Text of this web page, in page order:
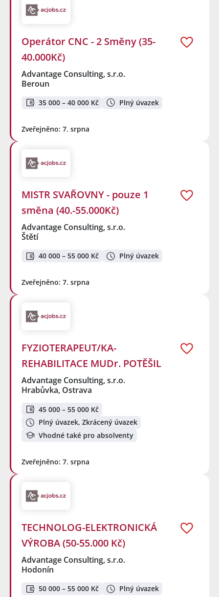
Operátor CNC - 2 Směny (35-
40.000Kč)
Advantage Consulting, s.r.o.
Beroun
35 000 – 40 000 Kč Plný úvazek
Zveřejněno: 7. srpna
MISTR SVAŘOVNY - pouze 1
směna (40.-55.000Kč)
Advantage Consulting, s.r.o.
Štětí
40 000 – 55 000 Kč Plný úvazek
Zveřejněno: 7. srpna
FYZIOTERAPEUT/KA-
REHABILITACE MUDr. POTĚŠIL
Advantage Consulting, s.r.o.
Hrabůvka, Ostrava
45 000 – 55 000 Kč
Plný úvazek, Zkrácený úvazek
Vhodné také pro absolventy
Zveřejněno: 7. srpna
TECHNOLOG-ELEKTRONICKÁ
VÝROBA (50-55.000 Kč)
Advantage Consulting, s.r.o.
Hodonín
50 000 – 55 000 Kč Plný úvazek